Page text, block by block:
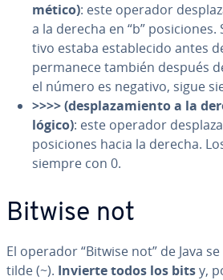
mé­ti­co): este operador
a la derecha en “b”
ti­vo estaba es­ta­ble­ci­do antes
permanece también después
el número es negativo, sigue
>>>> (de­s­pla­za­mie­n­to a la
lógico): este operador
po­si­cio­nes hacia la derecha.
siempre con 0.
Bitwise not
El operador “Bitwise not” de Java
tilde (~). Invierte todos los bitsy,